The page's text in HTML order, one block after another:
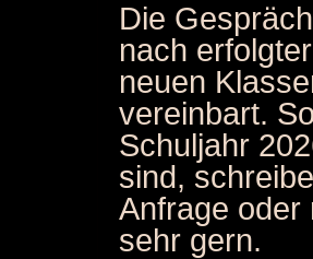
Die
nach
neuen
vereinbart.
Schuljahr
sind,
Anfrage oder
sehr gern.